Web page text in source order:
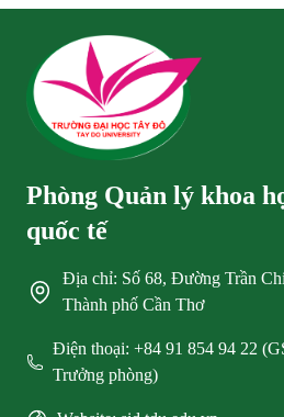
Phòng Quản lý khoa
quốc tế
Địa chỉ: Số 68, Đường Trần
Thành phố Cần Thơ
Điện thoại: +84 91 854 94 22
Trưởng phòng)